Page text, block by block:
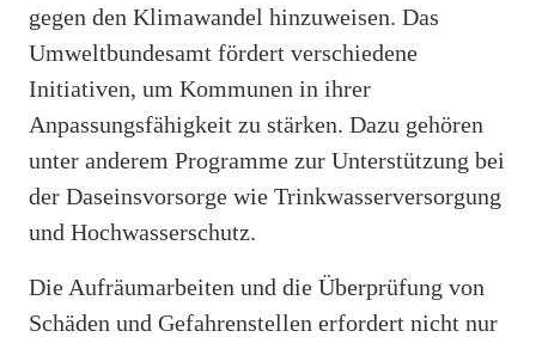
gegen den Klimawandel hinzuweisen. Das
Umweltbundesamt fördert verschiedene
Initiativen, um Kommunen in ihrer
Anpassungsfähigkeit zu stärken. Dazu gehören
unter anderem Programme zur Unterstützung bei
der Daseinsvorsorge wie Trinkwasserversorgung
und Hochwasserschutz.
Die Aufräumarbeiten und die Überprüfung von
Schäden und Gefahrenstellen erfordert nicht nur